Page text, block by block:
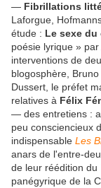
— Fibrillations
Laforgue,
étude : Le sexe
poésie lyrique »
interventions de
blogosphère,
Dussert, le préfet
relatives à Félix
— des entretiens :
peu consciencieux
indispensable Les
anars de l'entre-
de leur réédition du
panégyrique de la